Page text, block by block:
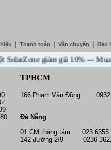
Thanh toán Vận chuyển Bảo
giảm giá 10% --- Mua
TPHCM
166 Phạm Văn Đồng 0932
Đà Nẵng
01 CM tháng tám 023 6355
142 đường 2/9 0236